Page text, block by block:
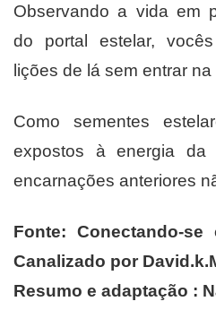
Observando a vida em
do portal estelar,
lições de lá sem entrar
Como sementes
expostos à energia da
encarnações anteriores
Fonte: Conectando-
Canalizado por
Resumo e adaptação :